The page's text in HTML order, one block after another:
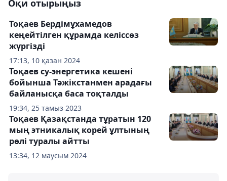
Оқи отырыңыз
17:13, 10 қазан 2024
Тоқаев Бердімұхамедов
кеңейтілген құрамда келіссөз
жүргізді
19:34, 25 тамыз 2023
Тоқаев су-энергетика кешені
бойынша Тәжікстанмен арадағы
байланысқа баса тоқталды
13:34, 12 маусым 2024
Тоқаев Қазақстанда тұратын 120
мың этникалық корей ұлтының
рөлі туралы айтты